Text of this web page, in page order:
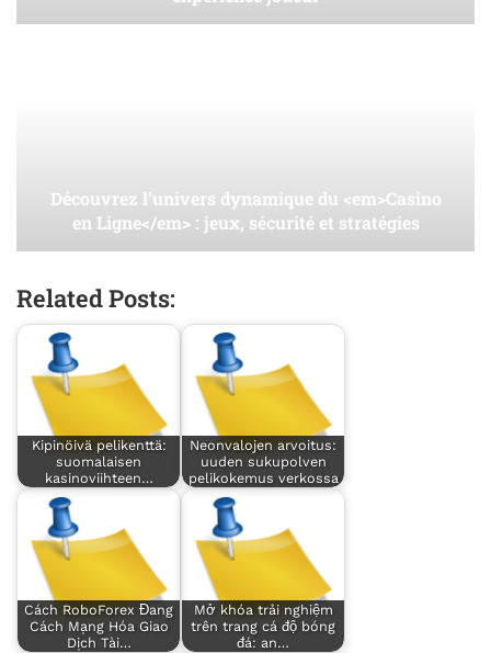
Découvrez l’univers dynamique du <em>Casino
en Ligne</em> : jeux, sécurité et stratégies
Related Posts:
Kipinöivä pelikenttä:
suomalaisen
kasinoviihteen…
Neonvalojen arvoitus:
uuden sukupolven
pelikokemus verkossa
Cách RoboForex Đang
Cách Mạng Hóa Giao
Dịch Tài…
Mở khóa trải nghiệm
trên trang cá độ bóng
đá: an…